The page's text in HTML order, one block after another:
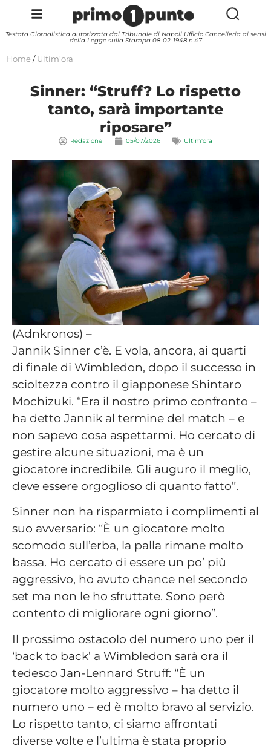
Testata Giornalistica autorizzata dal Tribunale di Napoli Ufficio Cancelleria ai sensi
della Legge sulla Stampa 08-02-1948 n.47
Home / Ultim'ora
Sinner: “Struff? Lo rispetto
tanto, sarà importante
riposare”
Redazione 05/07/2026 Ultim'ora
(Adnkronos) –
Jannik Sinner c’è. E vola, ancora, ai quarti
di finale di Wimbledon, dopo il successo in
scioltezza contro il giapponese Shintaro
Mochizuki. “Era il nostro primo confronto –
ha detto Jannik al termine del match – e
non sapevo cosa aspettarmi. Ho cercato di
gestire alcune situazioni, ma è un
giocatore incredibile. Gli auguro il meglio,
deve essere orgoglioso di quanto fatto”.
Sinner non ha risparmiato i complimenti al
suo avversario: “È un giocatore molto
scomodo sull’erba, la palla rimane molto
bassa. Ho cercato di essere un po’ più
aggressivo, ho avuto chance nel secondo
set ma non le ho sfruttate. Sono però
contento di migliorare ogni giorno”.
Il prossimo ostacolo del numero uno per il
‘back to back’ a Wimbledon sarà ora il
tedesco Jan-Lennard Struff: “È un
giocatore molto aggressivo – ha detto il
numero uno – ed è molto bravo al servizio.
Lo rispetto tanto, ci siamo affrontati
diverse volte e l’ultima è stata proprio